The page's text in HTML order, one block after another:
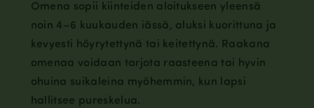
Omena sopii kiinteiden aloitukseen yleensä
noin 4–6 kuukauden iässä, aluksi kuorittuna ja
kevyesti höyrytettynä tai keitettynä. Raakana
omenaa voidaan tarjota raasteena tai hyvin
ohuina suikaleina myöhemmin, kun lapsi
hallitsee pureskelua.